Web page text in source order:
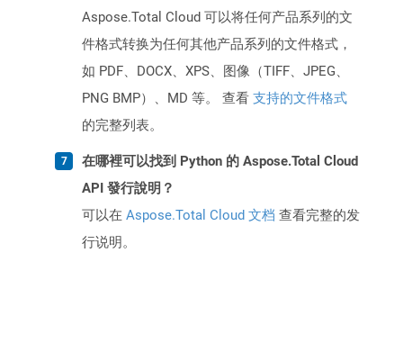
Aspose.Total Cloud 可以将任何产品系列的文
件格式转换为任何其他产品系列的文件格式，
如 PDF、DOCX、XPS、图像（TIFF、JPEG、
PNG BMP）、MD 等。 查看 支持的文件格式
的完整列表。
在哪裡可以找到 Python 的 Aspose.Total Cloud
API 發行說明？
可以在 Aspose.Total Cloud 文档 查看完整的发
行说明。